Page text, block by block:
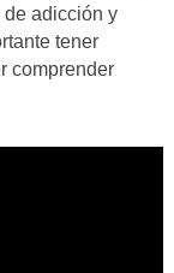
de adicción y
tener
comprender